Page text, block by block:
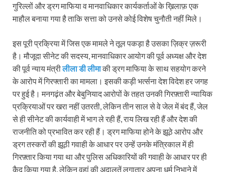
गुरिल्लों और ड्रग माफिया व मानवाधिकार कार्यकर्ताओं के ख़िलाफ़ एक
माहौल बनाया गया है ताकि सत्ता को उनसे कोई विशेष चुनौती नहीं मिले।
इस पूरी प्रक्रिया में जिस एक मामले ने तूल पकड़ा है उसका ज़िक्र ज़रूरी
है। मौजूदा सीनेट की सदस्य, मानवाधिकार आयोग की पूर्व अध्यक्ष और देश
की पूर्व न्याय मंत्रीलीला डी लीमाकी ड्रग माफिया के साथ सहयोग करने
के आरोप में गिरफ्तारी का मामला। इसकी कड़ी भर्त्सना देश विदेश हर जगह
पर हुई है। मनगढ़ंत और बेबुनियाद आरोपों के तहत उनकी गिरफ़्तारी न्यायिक
प्रक्रियाओं पर खरा नहीं उतरती, लेकिन तीन साल से वे जेल में बंद हैं, जेल
से ही सीनेट की कार्यवाही में भाग ले रही हैं, राय लिख रही हैं और देश की
राजनीति को प्रभावित कर रही हैं। ड्रग माफिया होने के झूठे आरोप और
ड्रग तस्करों की झूठी गवाही के आधार पर उन्‍हें उनके मंत्रि‍काल में ही
गिरफ़्तार किया गया था और पुलिस अधिकारियों की गवाही के आधार पर ही
क़ैद किया गया है, लेकिन वहां की अदालतें लगातार अपना धर्म निभाने में